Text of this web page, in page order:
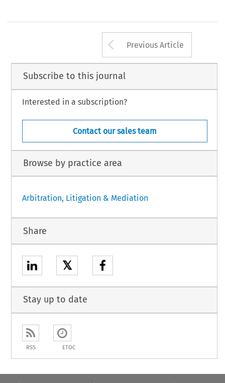
Arrow button
Previous Article
Subscribe to this journal
Interested in a subscription?
Contact our sales team
Browse by practice area
Arbitration, Litigation & Mediation
Share
𝕏
Stay up to date
RSS ETOC